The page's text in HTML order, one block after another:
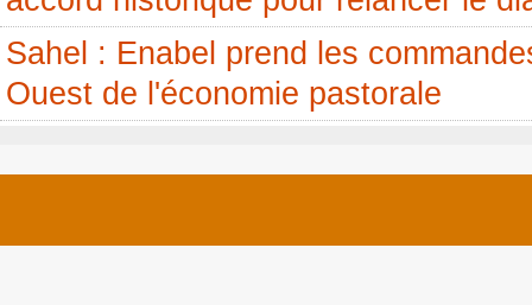
Sahel : Enabel prend les
Ouest de l'économie pastorale